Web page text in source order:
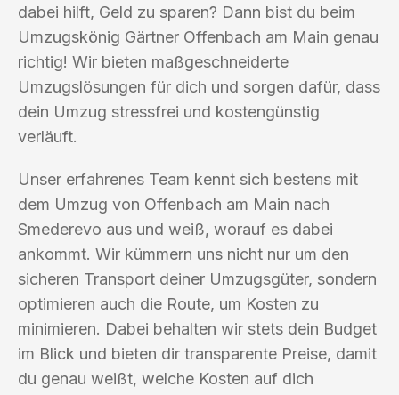
dabei hilft, Geld zu sparen? Dann bist du beim
Umzugskönig Gärtner Offenbach am Main genau
richtig! Wir bieten maßgeschneiderte
Umzugslösungen für dich und sorgen dafür, dass
dein Umzug stressfrei und kostengünstig
verläuft.
Unser erfahrenes Team kennt sich bestens mit
dem Umzug von Offenbach am Main nach
Smederevo aus und weiß, worauf es dabei
ankommt. Wir kümmern uns nicht nur um den
sicheren Transport deiner Umzugsgüter, sondern
optimieren auch die Route, um Kosten zu
minimieren. Dabei behalten wir stets dein Budget
im Blick und bieten dir transparente Preise, damit
du genau weißt, welche Kosten auf dich